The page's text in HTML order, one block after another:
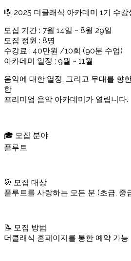
🎼 2025 더클래식 아카데미 1기 수강
모집 기간 : 7월 14일 ~ 8월 29일
모집 정원 : 8명
수강료 : 40만원 /10회 (90분 수업)
아카데미 일정 : 9월 ~ 11월
음악에 대한 열정, 그리고 무대를 향
한
프리미엄 음악 아카데미가 열립니다.
🎓 모집 분야
플루트
🎯 모집 대상
플루트를 사랑하는 모든 분 (초급, 중
📝 모집 방법
더클래식 홈페이지를 통한 예약 가능